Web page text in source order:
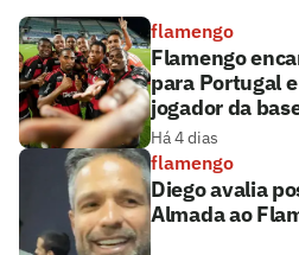
flamengo
Flamengo
para Portugal
jogador da
Há 4 dias
flamengo
Diego avalia
Almada ao